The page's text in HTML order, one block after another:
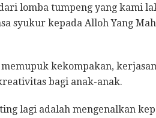
lomba tumpeng yang kami
syukur kepada Alloh Yang
kekompakan,
bagi anak-anak.
lagi adalah mengenalkan